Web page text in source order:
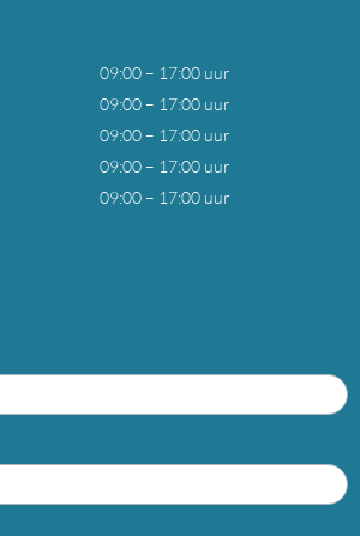
09:00 – 17:00 uur
09:00 – 17:00 uur
09:00 – 17:00 uur
09:00 – 17:00 uur
09:00 – 17:00 uur